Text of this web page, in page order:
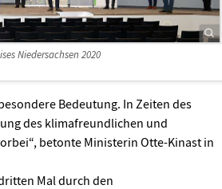
Niedersachsen 2020
Bedeutung. In Zeiten des
des klimafreundlichen und
betonte Ministerin Otte-Kinast in
Mal durch den